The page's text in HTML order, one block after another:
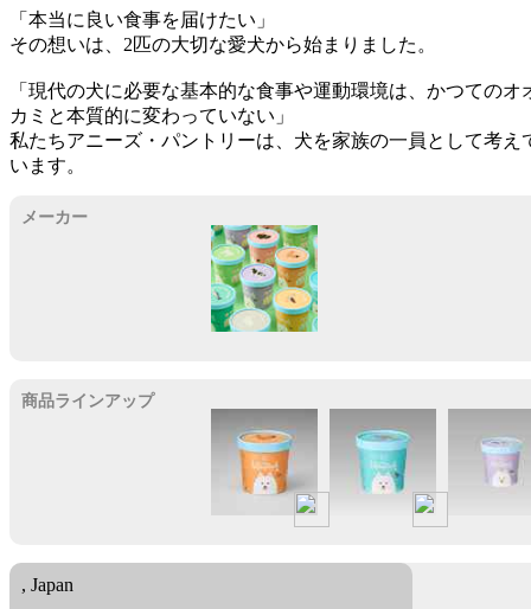
「本当に良い食事を届けたい」
その想いは、2匹の大切な愛犬から始まりました。
「現代の犬に必要な基本的な食事や運動環境は、かつてのオ
カミと本質的に変わっていない」
私たちアニーズ・パントリーは、犬を家族の一員として考え
います。
すべてのきっかけは、オーストラリアを訪れ、現地のトップ
リーダーたちと出会ったことでした。彼らの犬への向き合い
や、栄養に対する考え方に、私たちは深い感銘を受けました
私たちは実際に目の当たりにしました。
栄養のある食事、毎日の運動、そして温かい愛情。
市販のドッグフードを食べなくなってしまった2匹の愛犬も、
新鮮な手作りごはんに切り替えた途端、心も体も変わり、嬉
そうにしっぽを振るようになりました。
こうした体験こそが、アニーズ・パントリーの原点です。
説明
メーカー
商品ラインアップ
, Japan